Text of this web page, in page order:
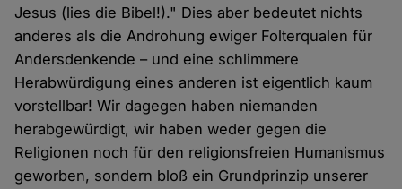
Jesus (lies die Bibel!)." Dies aber bedeutet nichts
anderes als die Androhung ewiger Folterqualen für
Andersdenkende – und eine schlimmere
Herabwürdigung eines anderen ist eigentlich kaum
vorstellbar! Wir dagegen haben niemanden
herabgewürdigt, wir haben weder gegen die
Religionen noch für den religionsfreien Humanismus
geworben, sondern bloß ein Grundprinzip unserer